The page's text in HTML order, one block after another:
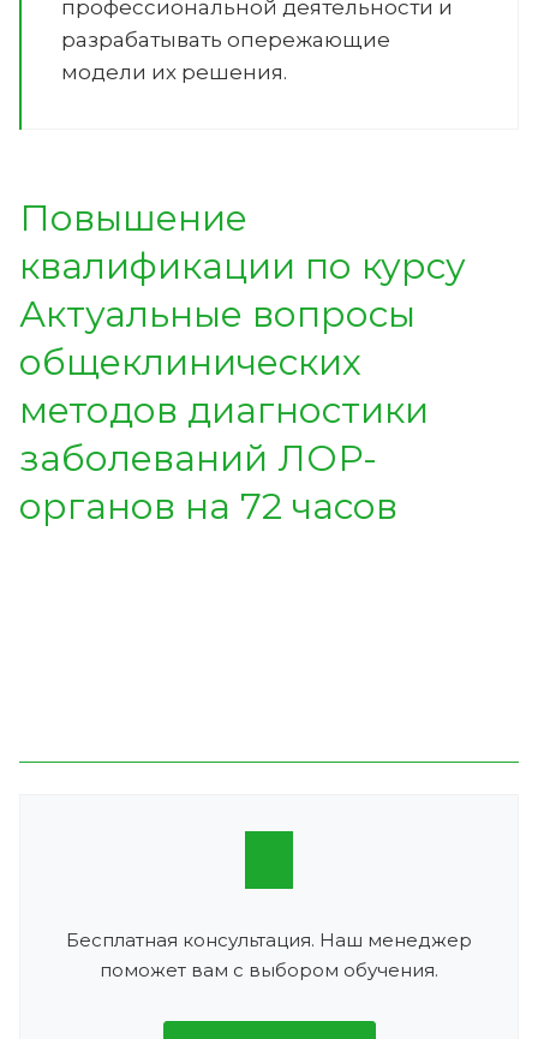
профессиональной деятельности и
разрабатывать опережающие
модели их решения.
Повышение
квалификации по курсу
Актуальные вопросы
общеклинических
методов диагностики
заболеваний ЛОР-
органов на 72 часов
Бесплатная консультация. Наш менеджер
поможет вам с выбором обучения.